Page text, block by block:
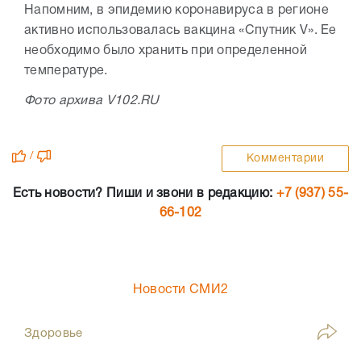
Напомним, в эпидемию коронавируса в регионе
активно использовалась вакцина «Спутник V». Ее
необходимо было хранить при определенной
температуре.
Фото архива V102.RU
/ Комментарии
Есть новости? Пиши и звони в редакцию: +7 (937) 55-
66-102
Новости СМИ2
Здоровье